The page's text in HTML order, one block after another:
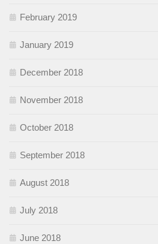
February 2019
January 2019
December 2018
November 2018
October 2018
September 2018
August 2018
July 2018
June 2018